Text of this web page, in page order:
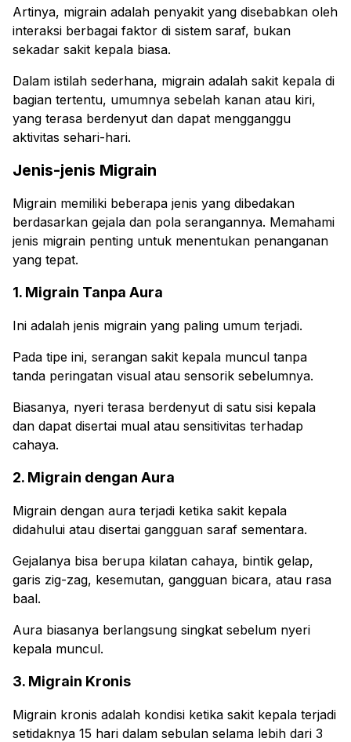
Artinya, migrain adalah penyakit yang disebabkan oleh
interaksi berbagai faktor di sistem saraf, bukan
sekadar sakit kepala biasa.
Dalam istilah sederhana, migrain adalah sakit kepala di
bagian tertentu, umumnya sebelah kanan atau kiri,
yang terasa berdenyut dan dapat mengganggu
aktivitas sehari-hari.
Jenis-jenis Migrain
Migrain memiliki beberapa jenis yang dibedakan
berdasarkan gejala dan pola serangannya. Memahami
jenis migrain penting untuk menentukan penanganan
yang tepat.
1. Migrain Tanpa Aura
Ini adalah jenis migrain yang paling umum terjadi.
Pada tipe ini, serangan sakit kepala muncul tanpa
tanda peringatan visual atau sensorik sebelumnya.
Biasanya, nyeri terasa berdenyut di satu sisi kepala
dan dapat disertai mual atau sensitivitas terhadap
cahaya.
2. Migrain dengan Aura
Migrain dengan aura terjadi ketika sakit kepala
didahului atau disertai gangguan saraf sementara.
Gejalanya bisa berupa kilatan cahaya, bintik gelap,
garis zig-zag, kesemutan, gangguan bicara, atau rasa
baal.
Aura biasanya berlangsung singkat sebelum nyeri
kepala muncul.
3. Migrain Kronis
Migrain kronis adalah kondisi ketika sakit kepala terjadi
setidaknya 15 hari dalam sebulan selama lebih dari 3